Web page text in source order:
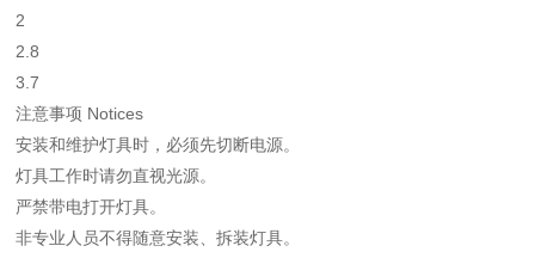
2
2.8
3.7
注意事项 Notices
安装和维护灯具时，必须先切断电源。
灯具工作时请勿直视光源。
严禁带电打开灯具。
非专业人员不得随意安装、拆装灯具。